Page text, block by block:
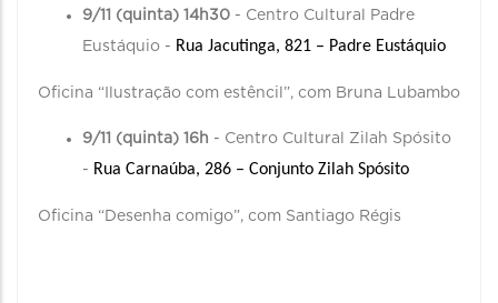
9/11 (quinta) 14h30 - Centro Cultural Padre
Eustáquio - Rua Jacutinga, 821 – Padre Eustáquio
Oficina “Ilustração com estêncil”, com Bruna Lubambo
9/11 (quinta) 16h - Centro Cultural Zilah Spósito
- Rua Carnaúba, 286 – Conjunto Zilah Spósito
Oficina “Desenha comigo”, com Santiago Régis